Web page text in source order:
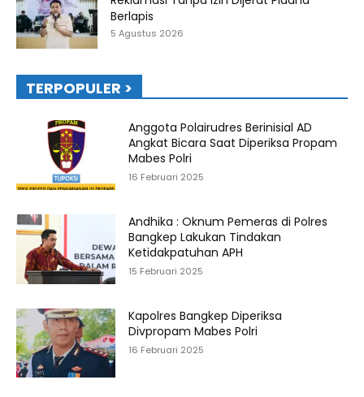
Berlapis
5 Agustus 2026
TERPOPULER >
Anggota Polairudres Berinisial AD
Angkat Bicara Saat Diperiksa Propam
Mabes Polri
16 Februari 2025
Andhika : Oknum Pemeras di Polres
Bangkep Lakukan Tindakan
Ketidakpatuhan APH
15 Februari 2025
Kapolres Bangkep Diperiksa
Divpropam Mabes Polri
16 Februari 2025